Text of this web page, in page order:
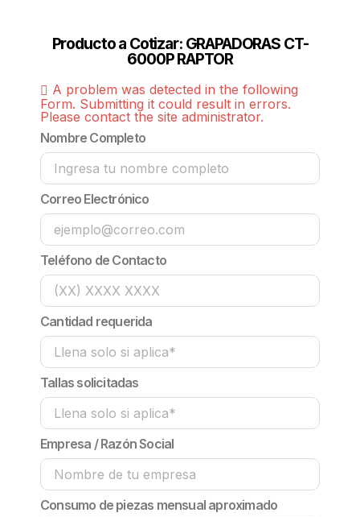
Producto a Cotizar: GRAPADORAS CT-
6000P RAPTOR
A problem was detected in the following
Form. Submitting it could result in errors.
Please contact the site administrator.
Nombre Completo
Correo Electrónico
Teléfono de Contacto
Cantidad requerida
Tallas solicitadas
Empresa / Razón Social
Consumo de piezas mensual aproximado